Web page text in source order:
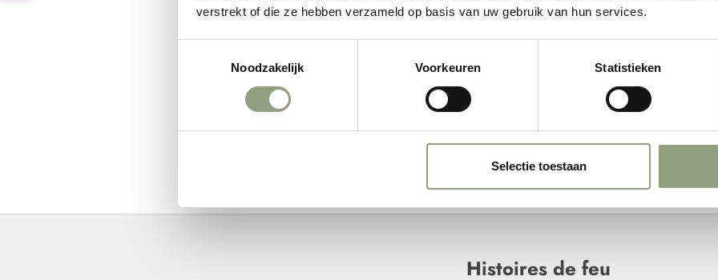
verstrekt of die ze hebben verzameld op basis van uw gebruik van hun services.
Noodzakelijk
Voorkeuren Statistieken
Selectie toestaan
Plaid en laine d'alpaga douce et soyeuse
Prix normal
€129,00
Alpacawol in 6 actuele kleuren
Histoires de feu